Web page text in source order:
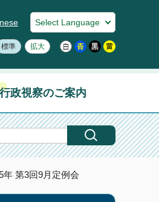
標準 拡大
行政視察のご案内
第3回9月定例会